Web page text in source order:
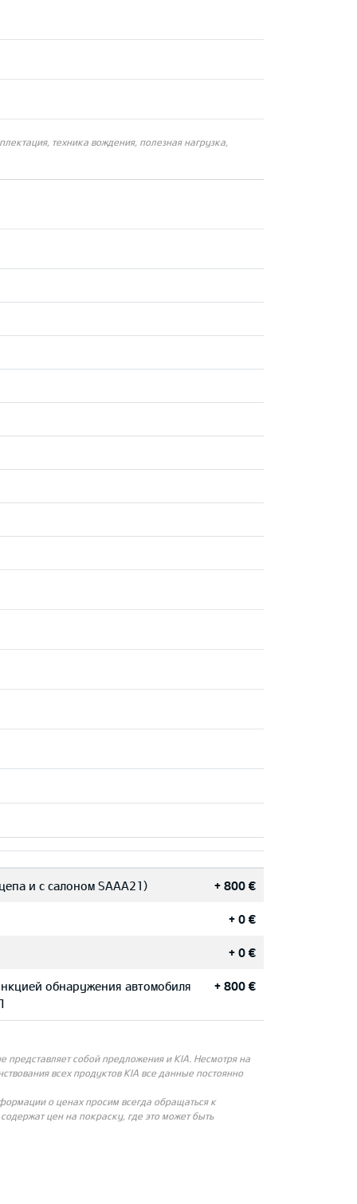
техника вождения, полезная нагрузка,
и с салоном SAAA21) + 800 €
+ 0 €
+ 0 €
обнаружения автомобиля
+ 800 €
собой предложения и KIA. Несмотря на
всех продуктов KIA все данные постоянно
о ценах просим всегда обращаться к
цен на покраску, где это может быть